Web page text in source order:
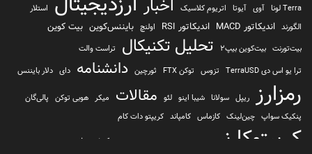
Terra لونا آوی آیوتا اتریوم کلاسیک اخبار
استلار
الگورند اندیکاتور MACD اندیکاتور RSI اولنچ بایننس‌کوین بیت کوین
بیت‌تورنت بیت‌کوین بیپ2 تحلیل تکنیکال
تراست والت
ترا یو اس دی TerraUSD
تزوس توکن FTX ثورچین دانشنامه دای دلار بایننس
رمزارز ریپل سولانا شیبا اینو لئو مقالات میکر هوبی توکن پالی‌گان
پنکیک سواپ چین‌لینک کازماس کامپاند کریپتو دات کام
کریپتوکارنسی کیف پول